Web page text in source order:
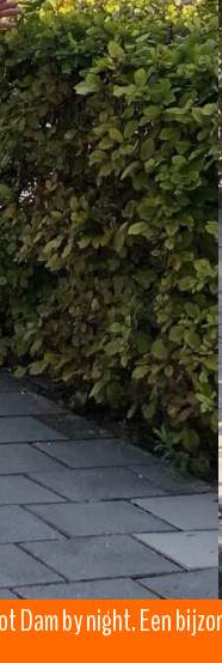
Dam by night. Een